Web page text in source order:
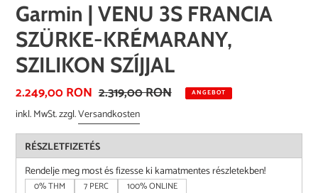
Garmin | VENU 3S FRANCIA
SZÜRKE-KRÉMARANY,
SZILIKON SZÍJJAL
Sonderpreis
2.249,00 RON Normaler
Preis
2.319,00 RON ANGEBOT
inkl. MwSt. zzgl.Versandkosten
RÉSZLETFIZETÉS
Rendelje meg most és fizesse ki kamatmentes részletekben!
0% THM 7 PERC 100% ONLINE